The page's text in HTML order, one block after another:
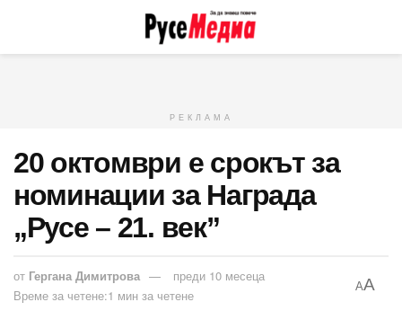
РЕКЛАМА
20 октомври е срокът за
номинации за Награда
„Русе – 21. век”
от Гергана Димитрова
преди 10 месеца
Време за четене:1 мин за четене
AA